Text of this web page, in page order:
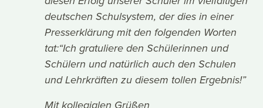
deutschen Schulsystem, der dies in einer
Presserklärung mit den folgenden Worten
tat:“Ich gratuliere den Schülerinnen und
Schülern und natürlich auch den Schulen
und Lehrkräften zu diesem tollen Ergebnis!”